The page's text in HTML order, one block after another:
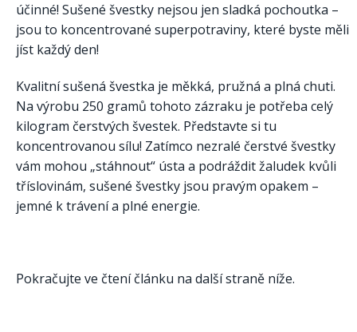
účinné! Sušené švestky nejsou jen sladká pochoutka –
jsou to koncentrované superpotraviny, které byste měli
jíst každý den!
Kvalitní sušená švestka je měkká, pružná a plná chuti.
Na výrobu 250 gramů tohoto zázraku je potřeba celý
kilogram čerstvých švestek. Představte si tu
koncentrovanou sílu! Zatímco nezralé čerstvé švestky
vám mohou „stáhnout“ ústa a podráždit žaludek kvůli
tříslovinám, sušené švestky jsou pravým opakem –
jemné k trávení a plné energie.
Pokračujte ve čtení článku na další straně níže.